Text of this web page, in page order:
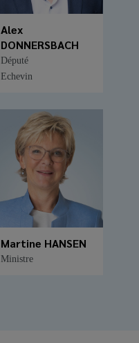
Alex
DONNERSBACH
Député
Echevin
Martine HANSEN
Ministre